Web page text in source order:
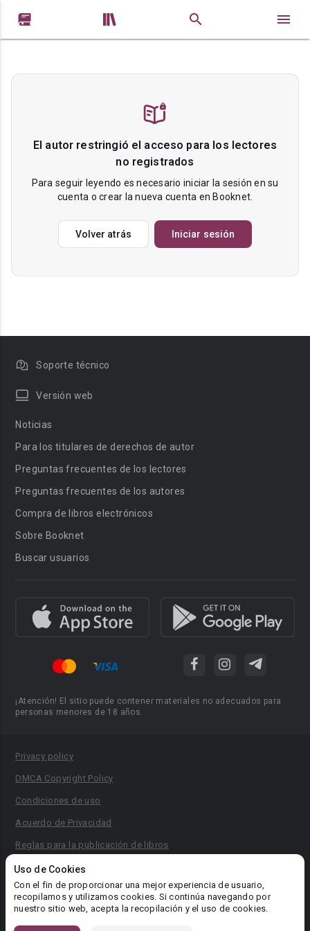
 
El autor restringió el acceso para los lectores
no registrados
Para seguir leyendo es necesario iniciar la sesión en su
cuenta o crear la nueva cuenta en Booknet.
Volver atrás Iniciar sesión
Uso de Cookies
Con el fin de proporcionar una mejor experiencia de usuario,
recopilamos y utilizamos cookies. Si continúa navegando por
nuestro sitio web, acepta la recopilación y el uso de cookies.
Soporte técnico
Versión web
Noticias
Para los titulares de derechos de autor
Preguntas frecuentes de los lectores
Preguntas frecuentes de los autores
Compra de libros electrónicos
Sobre Booknet
Buscar usuarios
¡Atención! El sitio puede contener materiales no adecuados para
personas menores de 18 años.
Privacy policy
DMCA Copyright Policy
Condiciones de uso
Acuerdo de Privacidad
Reglas para la publicación de libros
Área RR.PP.: pr@booknet.com
© 2026 Booknet. Todos los derechos reservados.